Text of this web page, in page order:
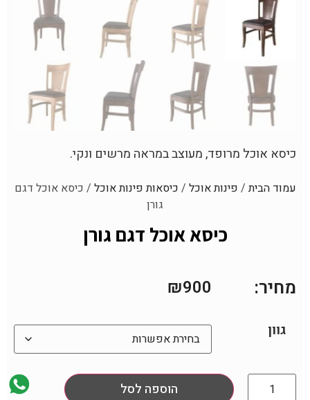
כיסא אוכל מרופד, מעוצב במראה מרשים ונקי.
עמוד הבית/ פינות אוכל / כיסאות פינות אוכל / כיסא אוכל דגם
גורן
כיסא אוכל דגם גורן
מחיר: ₪900
גוון
הוספה לסל